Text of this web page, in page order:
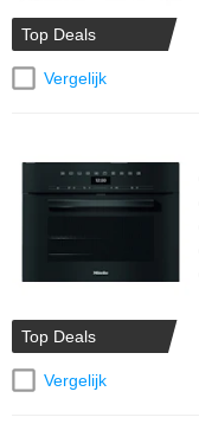
Top Deals
Vergelijk
Top Deals
Vergelijk